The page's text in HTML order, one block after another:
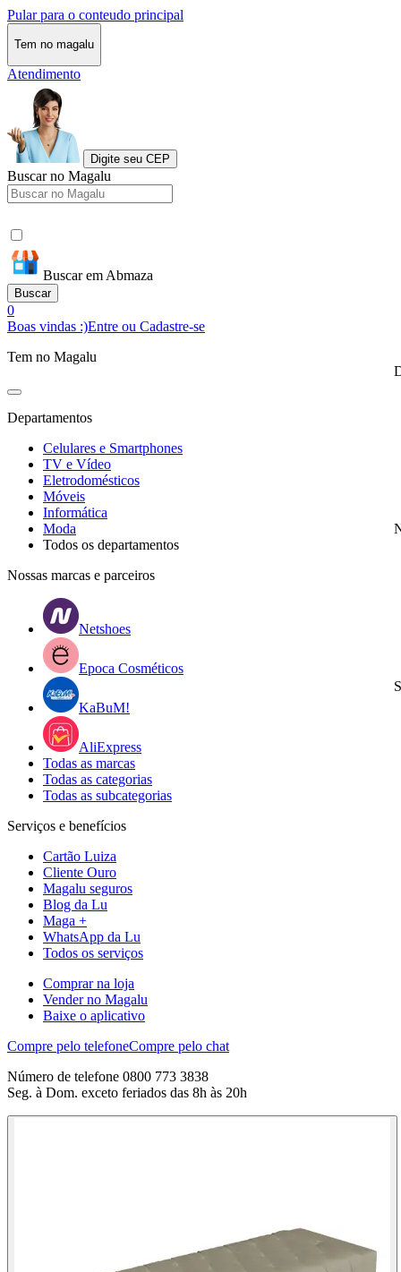
Pular para o conteudo principal
Tem no magalu
Atendimento
Digite seu CEP
Buscar no Magalu
Buscar em Abmaza
Buscar
0
Boas vindas :)Entre ou Cadastre-se
Tem no Magalu
Departamentos
Celulares e Smartphones
TV e Vídeo
Eletrodomésticos
Móveis
Informática
Moda
Todos os departamentos
Nossas marcas e parceiros
Netshoes
Epoca Cosméticos
KaBuM!
AliExpress
Todas as marcas
Todas as categorias
Todas as subcategorias
Serviços e benefícios
Cartão Luiza
Cliente Ouro
Magalu seguros
Blog da Lu
Maga +
WhatsApp da Lu
Todos os serviços
Comprar na loja
Vender no Magalu
Baixe o aplicativo
Compre pelo telefoneCompre pelo chat
Número de telefone 0800 773 3838
Seg. à Dom. exceto feriados das 8h às 20h